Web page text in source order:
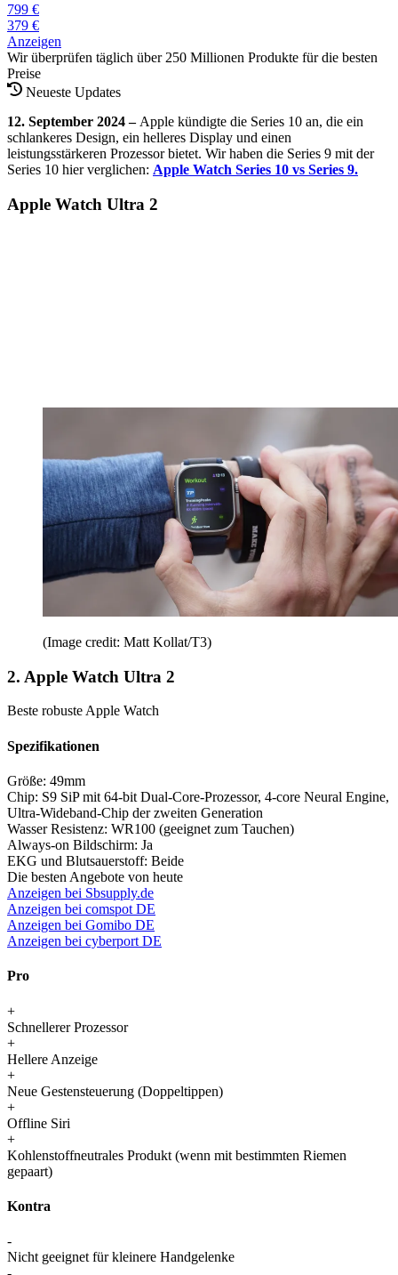
799 €
379 €
Anzeigen
Wir überprüfen täglich über 250 Millionen Produkte für die besten
Preise
Neueste Updates
12. September 2024 – Apple kündigte die Series 10 an, die ein
schlankeres Design, ein helleres Display und einen
leistungsstärkeren Prozessor bietet. Wir haben die Series 9 mit der
Series 10 hier verglichen: Apple Watch Series 10 vs Series 9.
Apple Watch Ultra 2
(Image credit: Matt Kollat/T3)
2. Apple Watch Ultra 2
Beste robuste Apple Watch
Spezifikationen
Größe: 49mm
Chip: S9 SiP mit 64-bit Dual-Core-Prozessor, 4-core Neural Engine,
Ultra-Wideband-Chip der zweiten Generation
Wasser Resistenz: WR100 (geeignet zum Tauchen)
Always-on Bildschirm: Ja
EKG und Blutsauerstoff: Beide
Die besten Angebote von heute
Anzeigen bei Sbsupply.de
Anzeigen bei comspot DE
Anzeigen bei Gomibo DE
Anzeigen bei cyberport DE
Pro
+
Schnellerer Prozessor
+
Hellere Anzeige
+
Neue Gestensteuerung (Doppeltippen)
+
Offline Siri
+
Kohlenstoffneutrales Produkt (wenn mit bestimmten Riemen
gepaart)
Kontra
-
Nicht geeignet für kleinere Handgelenke